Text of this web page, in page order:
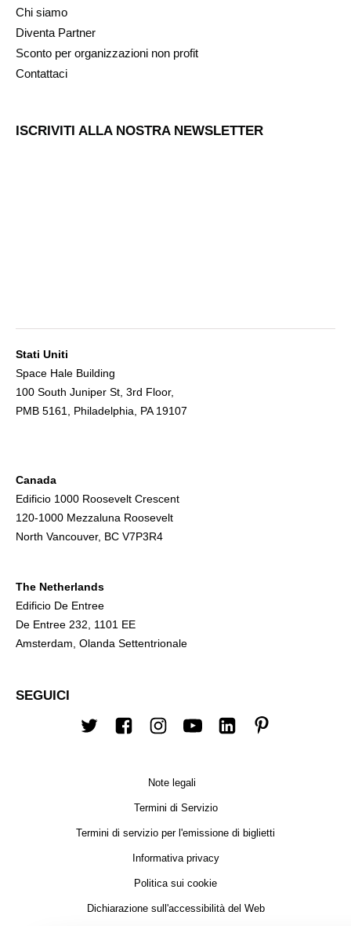
Chi siamo
Diventa Partner
Sconto per organizzazioni non profit
Contattaci
ISCRIVITI ALLA NOSTRA NEWSLETTER
Stati Uniti
Space Hale Building
100 South Juniper St, 3rd Floor,
PMB 5161, Philadelphia, PA 19107
Canada
Edificio 1000 Roosevelt Crescent
120-1000 Mezzaluna Roosevelt
North Vancouver, BC V7P3R4
The Netherlands
Edificio De Entree
De Entree 232, 1101 EE
Amsterdam, Olanda Settentrionale
SEGUICI
TwitterFacebookInstagram
YoutubeLinkedIn
Note legali
Termini di Servizio
Termini di servizio per l'emissione di biglietti
Informativa privacy
Politica sui cookie
Dichiarazione sull'accessibilità del Web